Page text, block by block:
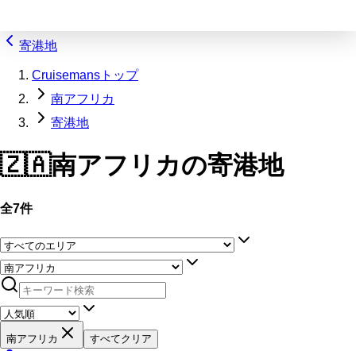
寄港地
Cruisemansトップ
南アフリカ
寄港地
🇿🇦南アフリカの寄港地
全7件
南アフリカ すべてクリア